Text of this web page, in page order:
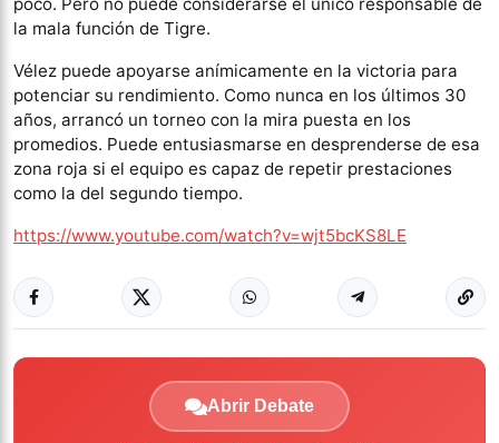
la mala función de Tigre.
Vélez puede apoyarse anímicamente en la victoria para
potenciar su rendimiento. Como nunca en los últimos 30
años, arrancó un torneo con la mira puesta en los
promedios. Puede entusiasmarse en desprenderse de esa
zona roja si el equipo es capaz de repetir prestaciones
como la del segundo tiempo.
https://www.youtube.com/watch?v=wjt5bcKS8LE
Abrir Debate